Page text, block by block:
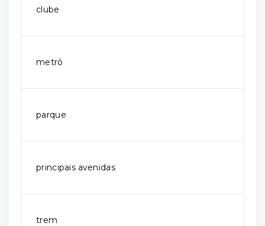
clube
metrô
parque
principais avenidas
trem